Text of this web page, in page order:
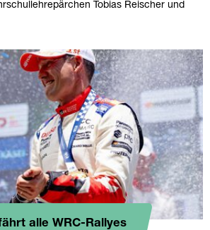
Tobias Reischer und
alle WRC-Rallyes